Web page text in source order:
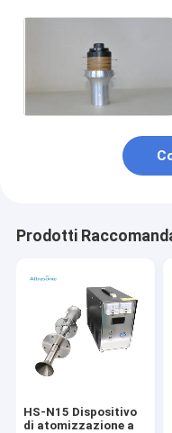
Prodotti
HS-N15 Dispositivo
di atomizzazione a